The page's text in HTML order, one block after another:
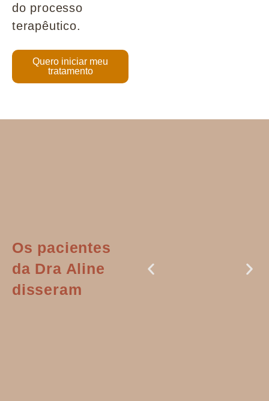
do processo
terapêutico.
Quero iniciar meu
tratamento
Os pacientes
da Dra Aline
disseram